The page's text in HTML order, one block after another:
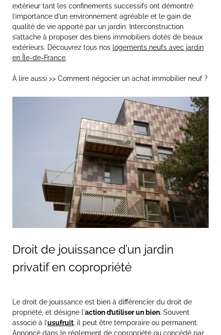
extérieur tant les confinements successifs ont démontré
l’importance d’un environnement agréable et le gain de
qualité de vie apporté par un jardin. Interconstruction
s’attache à proposer des biens immobiliers dotés de beaux
extérieurs. Découvrez tous nos logements neufs avec jardin
en Île-de-France.
À lire aussi >> Comment négocier un achat immobilier neuf ?
Droit de jouissance d’un jardin
privatif en copropriété
Le droit de jouissance est bien à différencier du droit de
propriété, et désigne l'action d’utiliser un bien. Souvent
associé à l’usufruit , il peut être temporaire ou permanent.
Annoncé dans le règlement de copropriété ou concédé par